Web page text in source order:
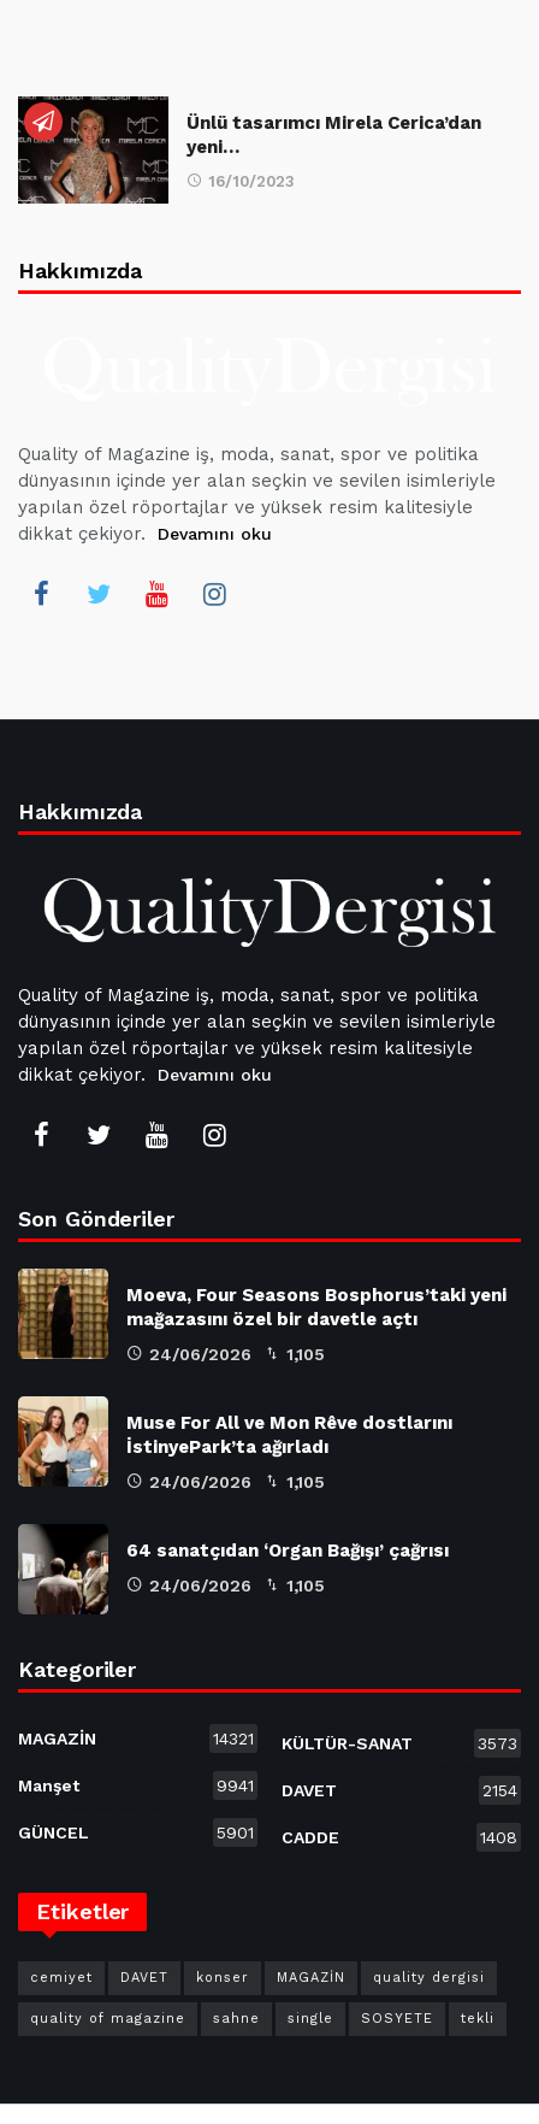
Ünlü tasarımcı Mirela Cerica’dan
yeni…
16/10/2023
Hakkımızda
Quality of Magazine iş, moda, sanat, spor ve politika
dünyasının içinde yer alan seçkin ve sevilen isimleriyle
yapılan özel röportajlar ve yüksek resim kalitesiyle
dikkat çekiyor.
Devamını oku
Hakkımızda
Quality of Magazine iş, moda, sanat, spor ve politika
dünyasının içinde yer alan seçkin ve sevilen isimleriyle
yapılan özel röportajlar ve yüksek resim kalitesiyle
dikkat çekiyor.
Devamını oku
Son Gönderiler
Moeva, Four Seasons Bosphorus’taki yeni
mağazasını özel bir davetle açtı
24/06/2026 1,105
Muse For All ve Mon Rêve dostlarını
İstinyePark’ta ağırladı
24/06/2026 1,105
64 sanatçıdan ‘Organ Bağışı’ çağrısı
24/06/2026 1,105
Kategoriler
MAGAZİN 14321
Manşet 9941
GÜNCEL 5901
KÜLTÜR-SANAT 3573
DAVET 2154
CADDE 1408
Etiketler
cemiyet DAVET konser MAGAZİN quality dergisi
quality of magazine sahne single SOSYETE tekli